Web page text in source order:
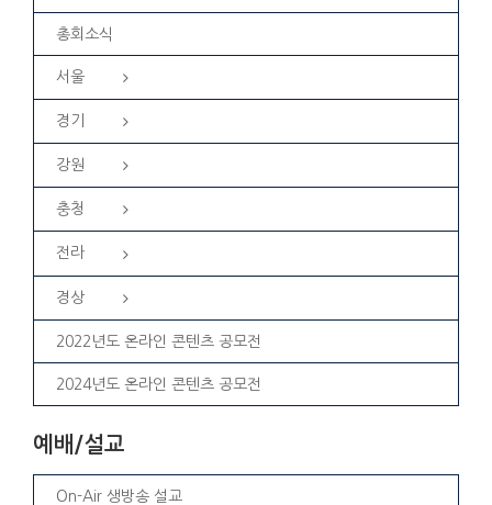
총회소식
서울
경기
강원
충청
전라
경상
2022년도 온라인 콘텐츠 공모전
2024년도 온라인 콘텐츠 공모전
예배/설교
On-Air 생방송 설교